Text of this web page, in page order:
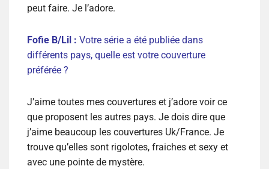
peut faire. Je l’adore.
Fofie B/Lil : Votre série a été publiée dans
différents pays, quelle est votre couverture
préférée ?
J’aime toutes mes couvertures et j’adore voir ce
que proposent les autres pays. Je dois dire que
j’aime beaucoup les couvertures Uk/France. Je
trouve qu’elles sont rigolotes, fraiches et sexy et
avec une pointe de mystère.